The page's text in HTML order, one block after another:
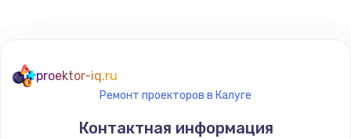
proektor-iq.ru
Ремонт проекторов в Калуге
Контактная информация